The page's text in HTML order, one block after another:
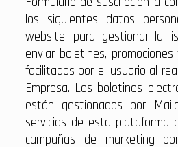
los siguientes datos
website, para gestionar la
enviar boletines,
facilitados por el usuario al
Empresa. Los boletines
están gestionados por
servicios de esta plataforma
campañas de marketing